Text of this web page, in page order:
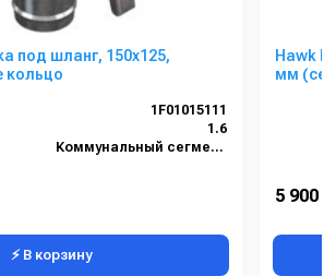
под шланг, 150х125,
кольцо
1F01015111
1.6
Коммунальный сегмент
⚡ В корзину
Hawk
мм
5 900